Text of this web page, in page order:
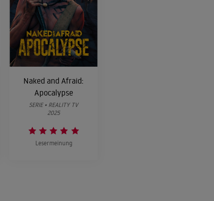
zwischen uns stimmt
kreieren einen einzigartigen Duft für ihren großen Tag. Taylor erhält bei der
zu einer Hochzeit
Film
Mailänder Fashion Week eingeladen und Claudia ist wieder unterwegs.
es doch am schönsten
veranstalten eine Geburtstagsparty für Mateo, während bei Cat alle in
Naked and Afraid:
Apocalypse
SERIE • REALITY TV
2025
Lesermeinung